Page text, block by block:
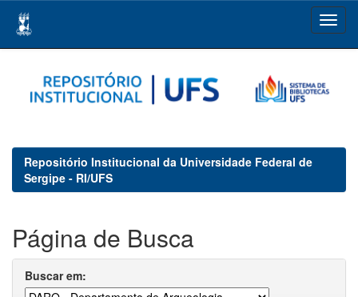
navigation
Repositório Institucional da Universidade Federal de
Sergipe - RI/UFS
Página de Busca
Buscar em: